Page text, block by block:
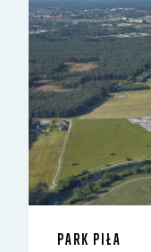
PARK PIŁA